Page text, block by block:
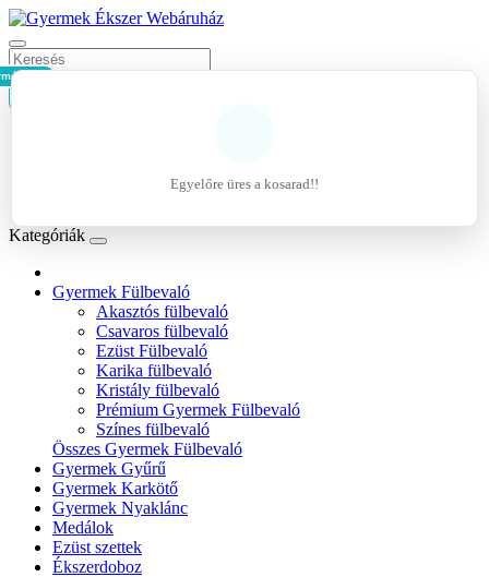
- 0Ft
Egyelőre üres a kosarad!!
Kategóriák
Gyermek Fülbevaló
Akasztós fülbevaló
Csavaros fülbevaló
Ezüst Fülbevaló
Karika fülbevaló
Kristály fülbevaló
Prémium Gyermek Fülbevaló
Színes fülbevaló
Összes Gyermek Fülbevaló
Gyermek Gyűrű
Gyermek Karkötő
Gyermek Nyaklánc
Medálok
Ezüst szettek
Ékszerdoboz